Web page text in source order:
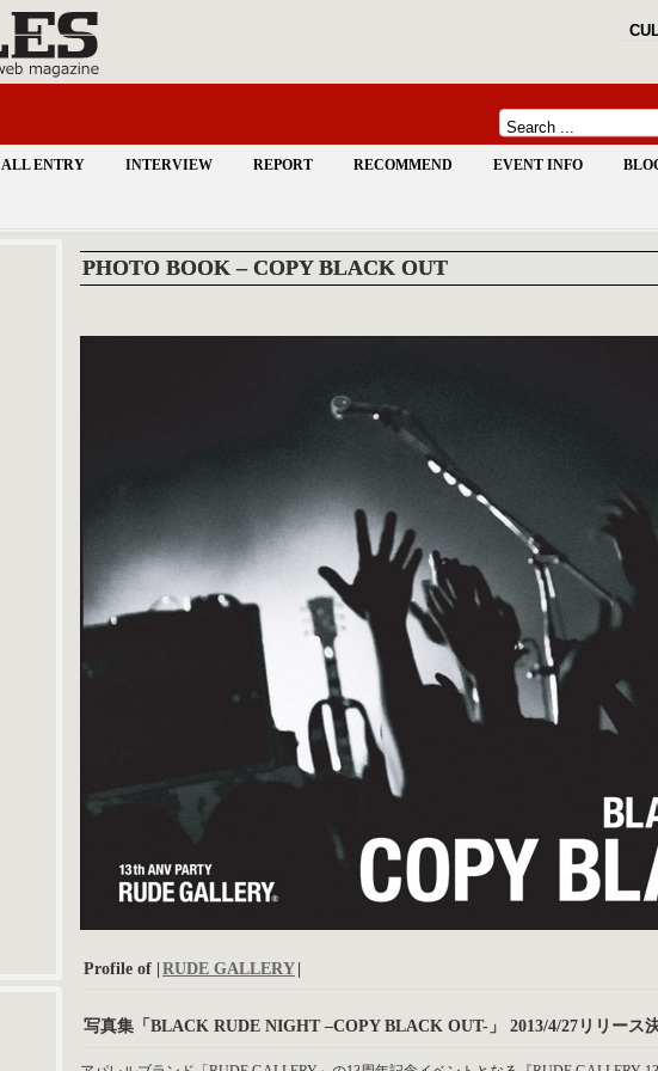
ALL ENTRY INTERVIEW REPORT RECOMMEND EVENT INFO
PHOTO BOOK – COPY BLACK OUT
Profile of | RUDE GALLERY
写真集「BLACK RUDE NIGHT –COPY BLACK OUT-」 2013/4/27リリース